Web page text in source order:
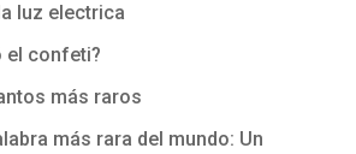
luz electrica
el confeti?
más raros
más rara del mundo: Un